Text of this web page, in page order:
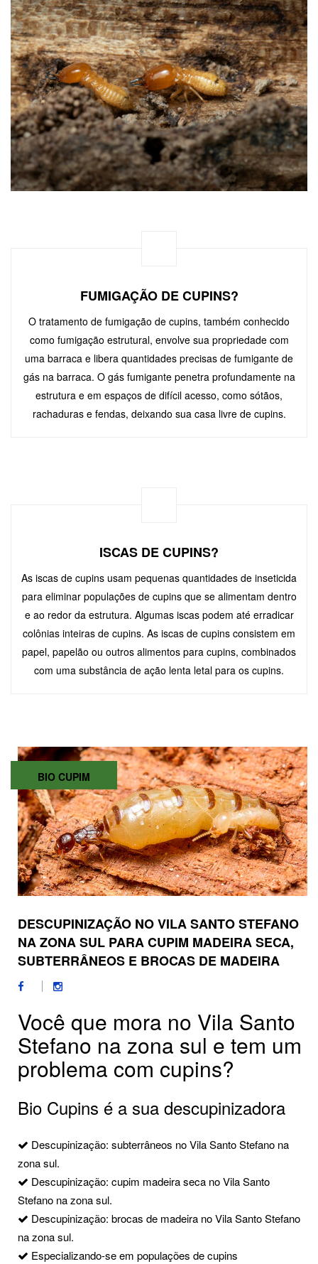
FUMIGAÇÃO DE CUPINS?
O tratamento de fumigação de cupins, também conhecido
como fumigação estrutural, envolve sua propriedade com
uma barraca e libera quantidades precisas de fumigante de
gás na barraca. O gás fumigante penetra profundamente na
estrutura e em espaços de difícil acesso, como sótãos,
rachaduras e fendas, deixando sua casa livre de cupins.
ISCAS DE CUPINS?
As iscas de cupins usam pequenas quantidades de inseticida
para eliminar populações de cupins que se alimentam dentro
e ao redor da estrutura. Algumas iscas podem até erradicar
colônias inteiras de cupins. As iscas de cupins consistem em
papel, papelão ou outros alimentos para cupins, combinados
com uma substância de ação lenta letal para os cupins.
BIO CUPIM
DESCUPINIZAÇÃO NO VILA SANTO STEFANO
NA ZONA SUL PARA CUPIM MADEIRA SECA,
SUBTERRÂNEOS E BROCAS DE MADEIRA
Você que mora no Vila Santo
Stefano na zona sul e tem um
problema com cupins?
Bio Cupins é a sua descupinizadora
Descupinização: subterrâneos no Vila Santo Stefano na
zona sul.
Descupinização: cupim madeira seca no Vila Santo
Stefano na zona sul.
Descupinização: brocas de madeira no Vila Santo Stefano
na zona sul.
Especializando-se em populações de cupins